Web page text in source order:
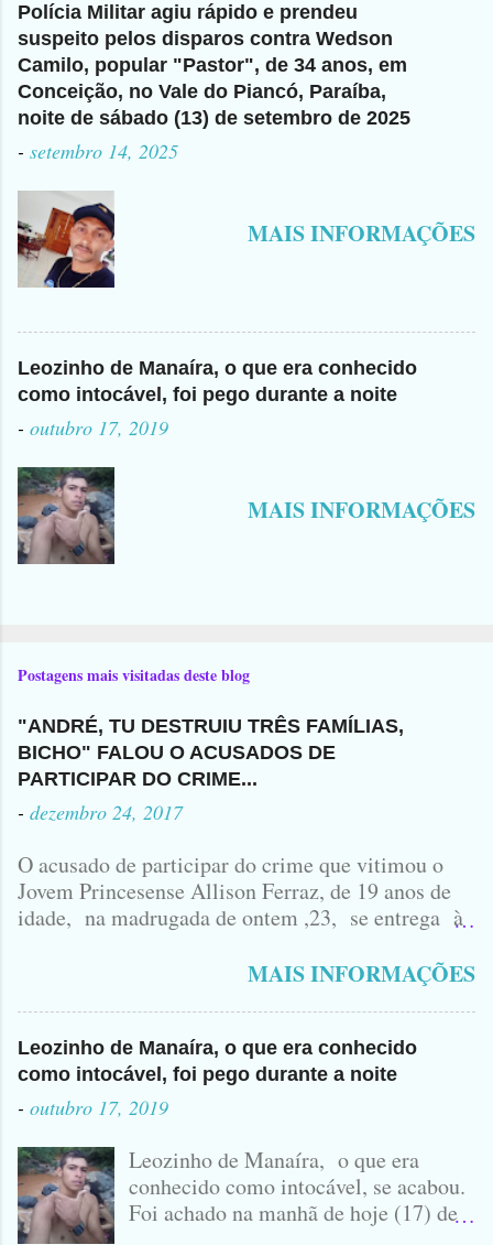
Polícia Militar agiu rápido e prendeu
suspeito pelos disparos contra Wedson
Camilo, popular "Pastor", de 34 anos, em
Conceição, no Vale do Piancó, Paraíba,
noite de sábado (13) de setembro de 2025
- setembro 14, 2025
MAIS INFORMAÇÕES
Leozinho de Manaíra, o que era conhecido
como intocável, foi pego durante a noite
- outubro 17, 2019
MAIS INFORMAÇÕES
Postagens mais visitadas deste blog
"ANDRÉ, TU DESTRUIU TRÊS FAMÍLIAS,
BICHO" FALOU O ACUSADOS DE
PARTICIPAR DO CRIME...
- dezembro 24, 2017
O acusado de participar do crime que vitimou o
Jovem Princesense Allison Ferraz, de 19 anos de
idade, na madrugada de ontem ,23, se entrega à
vulgo ( CORRÓ ) falou como tudo aconteceu ...
MAIS INFORMAÇÕES
Leozinho de Manaíra, o que era conhecido
como intocável, foi pego durante a noite
- outubro 17, 2019
Leozinho de Manaíra, o que era
conhecido como intocável, se acabou.
Foi achado na manhã de hoje (17) de